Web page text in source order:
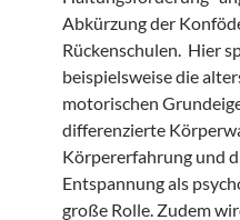
Abkürzung der
Rückenschulen. Hier
beispielsweise die
motorischen
differenzierte
Körpererfahrung und
Entspannung als
große Rolle. Zudem